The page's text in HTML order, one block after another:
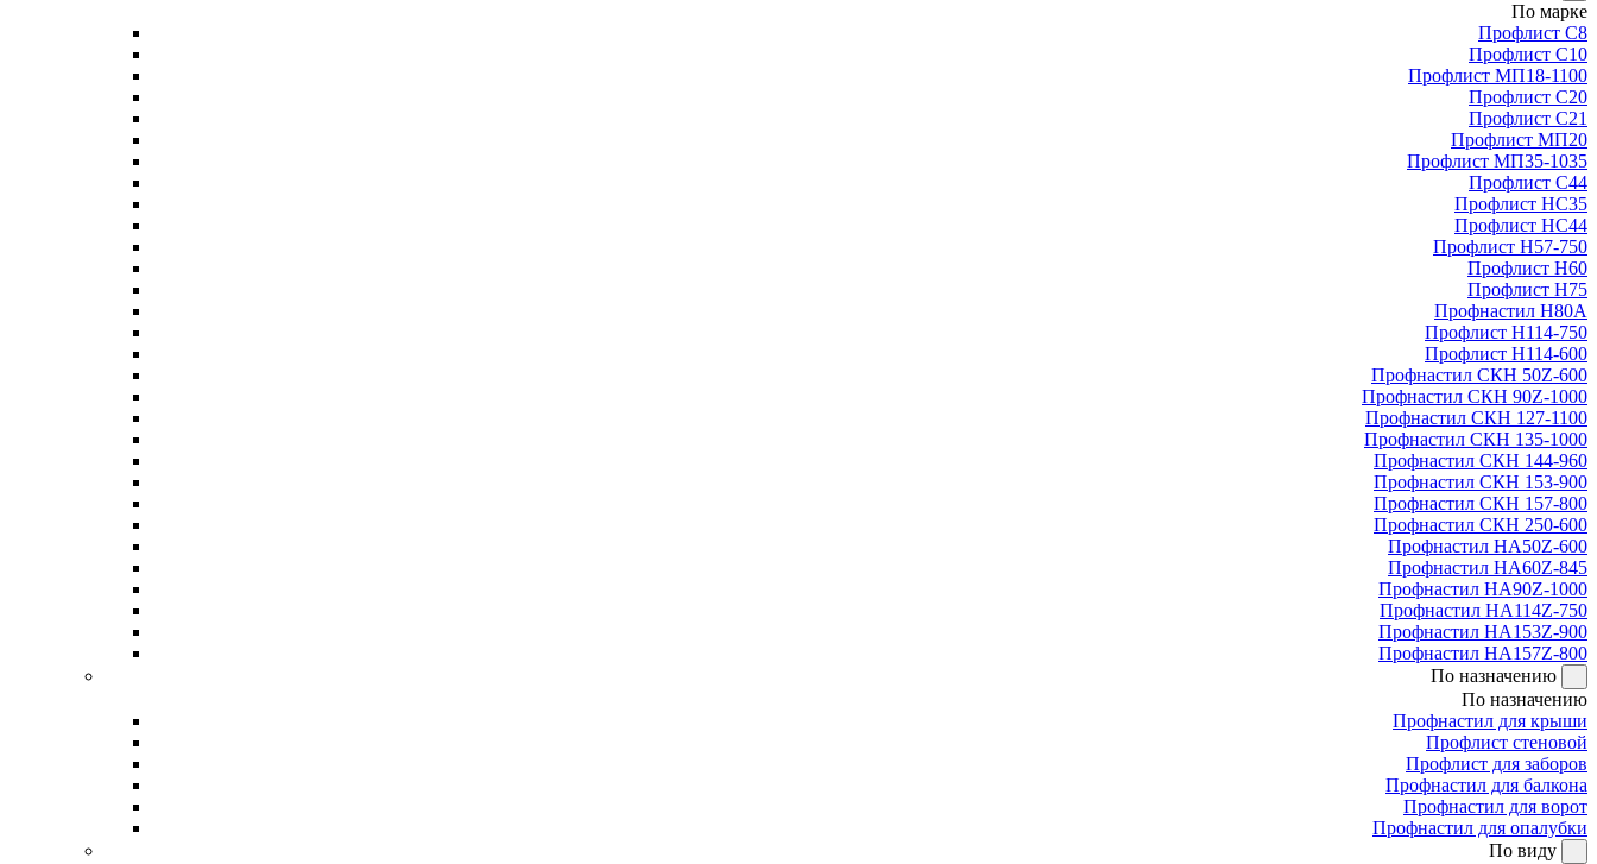
По марке
Профлист С8
Профлист С10
Профлист МП18-1100
Профлист С20
Профлист С21
Профлист МП20
Профлист МП35-1035
Профлист С44
Профлист НС35
Профлист НС44
Профлист Н57-750
Профлист Н60
Профлист Н75
Профнастил Н80А
Профлист Н114-750
Профлист Н114-600
Профнастил СКН 50Z-600
Профнастил СКН 90Z-1000
Профнастил СКН 127-1100
Профнастил СКН 135-1000
Профнастил СКН 144-960
Профнастил СКН 153-900
Профнастил СКН 157-800
Профнастил СКН 250-600
Профнастил НА50Z-600
Профнастил НА60Z-845
Профнастил НА90Z-1000
Профнастил НА114Z-750
Профнастил НА153Z-900
Профнастил НА157Z-800
По назначению
По назначению
Профнастил для крыши
Профлист стеновой
Профлист для заборов
Профнастил для балкона
Профнастил для ворот
Профнастил для опалубки
По виду